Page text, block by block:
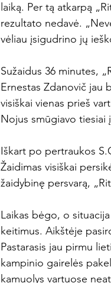
laiką. Per tą atkarpą
rezultato nedavė.
vėliau įsigudrino jų
Sužaidus 36 minutes,
Ernestas Zdanovič jau
visiškai vienas prieš
Nojus smūgiavo tiesiai
Iškart po pertraukos
Žaidimas visiškai
žaidybinę persvarą,
Laikas bėgo, o
keitimus. Aikštėje
Pastarasis jau pirmu
kampinio gairelės
kamuolys vartuose